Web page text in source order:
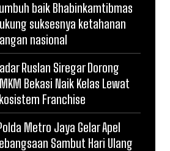
baik Bhabinkamtibmas
suksesnya ketahanan
nasional
Ruslan Siregar Dorong
Bekasi Naik Kelas Lewat
Franchise
Metro Jaya Gelar Apel
Sambut Hari Ulang